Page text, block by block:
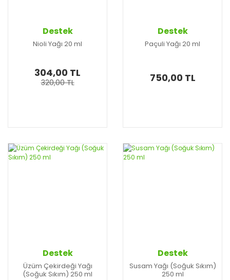
Destek
Nioli Yağı 20 ml
304,00 TL
320,00 TL
Destek
Paçuli Yağı 20 ml
750,00 TL
Destek
Üzüm Çekirdeği Yağı
(Soğuk Sıkım) 250 ml
Destek
Susam Yağı (Soğuk Sıkım)
250 ml